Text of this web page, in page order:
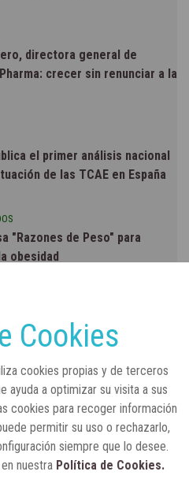
directora general de
crecer sin renunciar a la
el primer análisis nacional
de las TCAE en España
"Razones de Peso" para
obesidad
Nacional de Farmacia: un
ideas que se ha adaptado a
Cookies
cookies propias y de terceros
ayuda a optimizar su visita a sus
cookies para recoger información
permitir su uso o rechazarlo,
siempre que lo desee.
nuestra Política de Cookies.